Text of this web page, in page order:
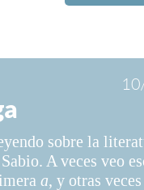
patrocinada por la
cuyo objetivo es
medios de
sobre la
A veces veo
a, y otras